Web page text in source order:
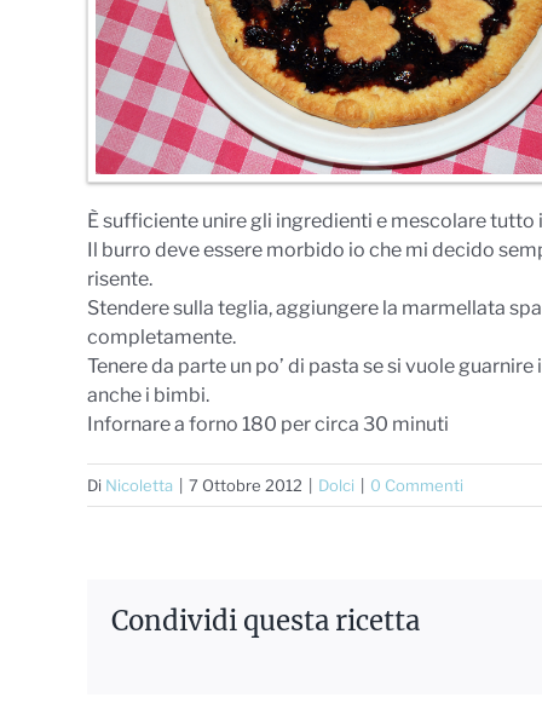
È sufficiente unire gli ingredienti e mescolare
Il burro deve essere morbido io che mi decido
risente.
Stendere sulla teglia, aggiungere la marmellata
completamente.
Tenere da parte un po’ di pasta se si vuole
anche i bimbi.
Infornare a forno 180 per circa 30 minuti
Di Nicoletta 7 Ottobre 2012 Dolci 0 Commenti
Condividi questa ricetta